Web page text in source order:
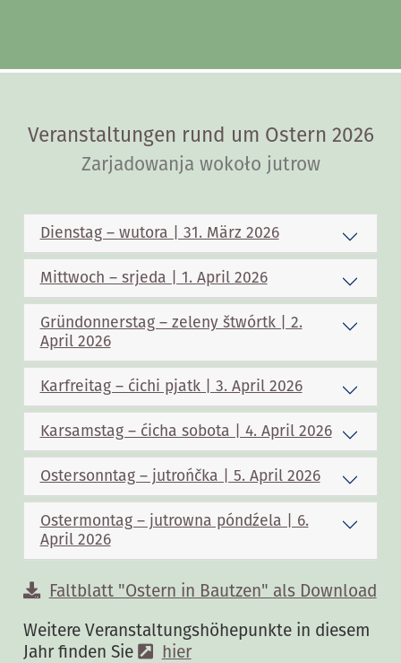
Veranstaltungen rund um Ostern 2026
Zarjadowanja wokoło jutrow
Dienstag – wutora | 31. März 2026
Mittwoch – srjeda | 1. April 2026
Gründonnerstag – zeleny štwórtk | 2.
April 2026
Karfreitag – ćichi pjatk | 3. April 2026
Karsamstag – ćicha sobota | 4. April 2026
Ostersonntag – jutrońčka | 5. April 2026
Ostermontag – jutrowna póndźela | 6.
April 2026
Faltblatt "Ostern in Bautzen" als Download
Weitere Veranstaltungshöhepunkte in diesem
Jahr finden Sie
hier